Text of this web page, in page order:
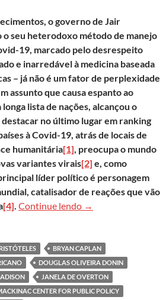
o governo de Jair
seu heterodoxo método de manejo
19, marcado pelo desrespeito
e inarredável à medicina baseada
– já não é um fator de perplexidade
assunto que causa espanto ao
lista de nações, alcançou o
no último lugar em ranking
à Covid-19, atrás de locais de
humanitária[1], preocupa o mundo
variantes virais[2] e, como
líder político é personagem
catalisador de reações que vão
[4]. Continue lendo A guerra contra a
→
BRYAN CAPLAN
DOUGLAS OLIVEIRA DONIN
JANELA DE OVERTON
CENTER FOR PUBLIC POLICY